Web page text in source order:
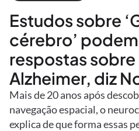
Estudos sobre
cérebro’
respostas sobre
Alzheimer, diz
Mais de 20 anos após
navegação espacial, o
explica de que forma essas